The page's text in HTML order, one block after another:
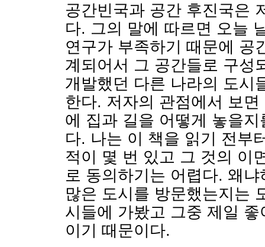
공간빈국과 공간 후진국은
다. 그의 말에 따르면 오늘
연구가 부족하기 때문에 공
계되어서 그 공간들로 구성
개발했던 다른 나라의 도시
한다. 저자의 관점에서 보
에 집과 길을 어떻게 놓을
다. 나는 이 책을 읽기 전부
적이 몇 번 있고 그 것의 이
로 동의하기는 어렵다. 왜
많은 도시를 방문했는지는
시들에 가봤고 그중 제일
이기 때문이다.